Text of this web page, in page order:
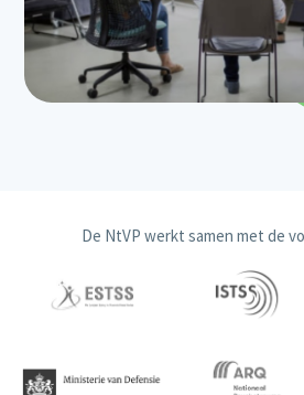
De NtVP werkt samen met de